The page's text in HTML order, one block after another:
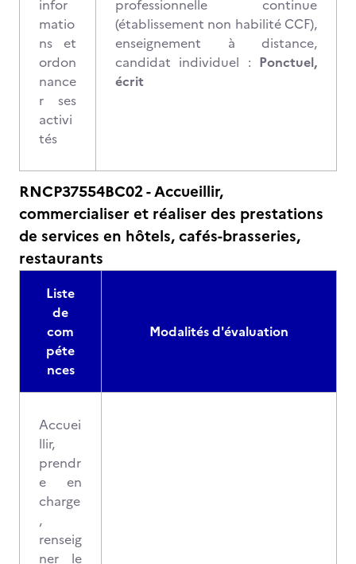
infor
matio
ns et
ordon
nance
r ses
activi
tés
professionnelle continue
(établissement non habilité CCF),
enseignement à distance,
candidat individuel : Ponctuel,
écrit
RNCP37554BC02 - Accueillir,
commercialiser et réaliser des prestations
de services en hôtels, cafés-brasseries,
restaurants
Liste
de
com
péte
nces
Modalités d'évaluation
Accuei
llir,
prendr
e en
charge
,
renseig
ner le